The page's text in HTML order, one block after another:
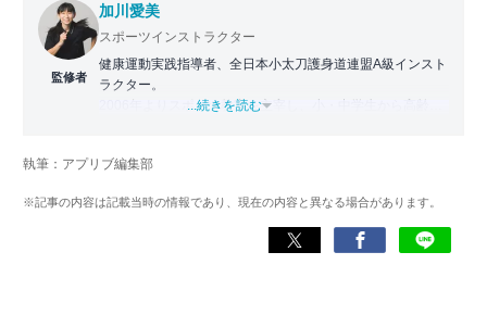
監修者
加川愛美
スポーツインストラクター
健康運動実践指導者、全日本小太刀護身道連盟A級インスト
ラクター。
2006年よりスポーツ教室を主宰し、小・中学生から高齢者
日常生活をより豊かにするヘルスケアアプリの活用法を、
メディアや講演を通じて広く発信している。
...続きを読む
執筆：アプリブ編集部
※記事の内容は記載当時の情報であり、現在の内容と異なる場合があります。